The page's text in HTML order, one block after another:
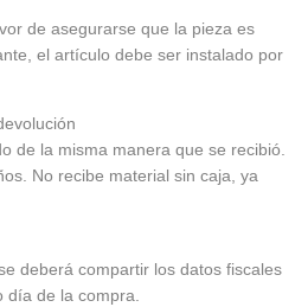
de asegurarse que la pieza es
el artículo debe ser instalado por
de la misma manera que se recibió.
No recibe material sin caja, ya
deberá compartir los datos fiscales
día de la compra.